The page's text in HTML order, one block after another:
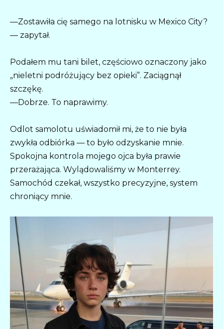
—Zostawiła cię samego na lotnisku w Mexico City?
— zapytał.
Podałem mu tani bilet, częściowo oznaczony jako
„nieletni podróżujący bez opieki”. Zaciągnął
szczękę.
—Dobrze. To naprawimy.
Odlot samolotu uświadomił mi, że to nie była
zwykła odbiórka — to było odzyskanie mnie.
Spokojna kontrola mojego ojca była prawie
przerażająca. Wylądowaliśmy w Monterrey.
Samochód czekał, wszystko precyzyjne, system
chroniący mnie.